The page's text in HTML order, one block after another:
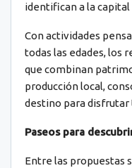
identifican a la
Con actividades
todas las edades, los
que combinan
producción local,
destino para
Paseos para
Entre las propuestas